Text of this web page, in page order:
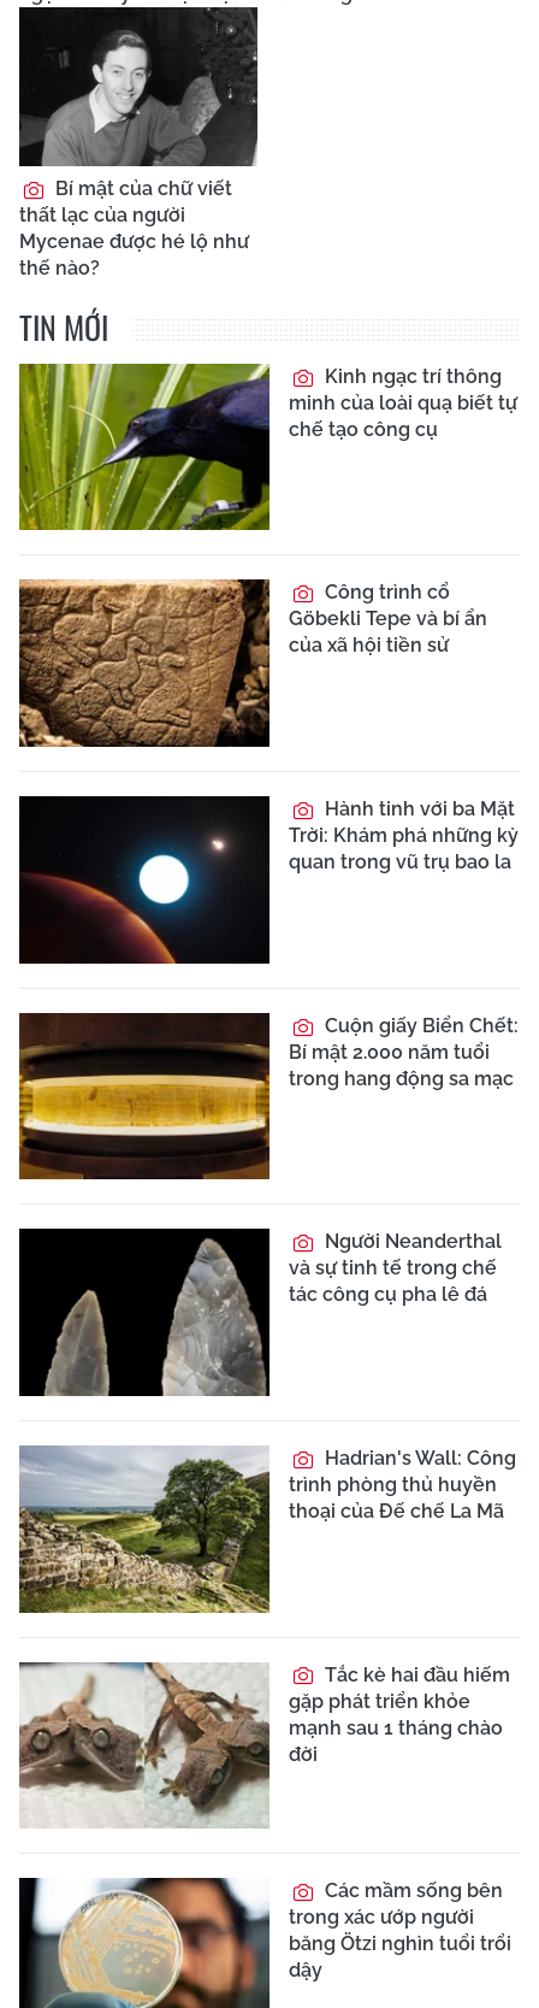
Bí mật của chữ viết
thất lạc của người
Mycenae được hé lộ như
thế nào?
TIN MỚI
Kinh ngạc trí thông
minh của loài quạ biết tự
chế tạo công cụ
Công trình cổ
Göbekli Tepe và bí ẩn
của xã hội tiền sử
Hành tinh với ba Mặt
Trời: Khám phá những kỳ
quan trong vũ trụ bao la
Cuộn giấy Biển Chết:
Bí mật 2.000 năm tuổi
trong hang động sa mạc
Người Neanderthal
và sự tinh tế trong chế
tác công cụ pha lê đá
Hadrian's Wall: Công
trình phòng thủ huyền
thoại của Đế chế La Mã
Tắc kè hai đầu hiếm
gặp phát triển khỏe
mạnh sau 1 tháng chào
đời
Các mầm sống bên
trong xác ướp người
băng Ötzi nghìn tuổi trổi
dậy